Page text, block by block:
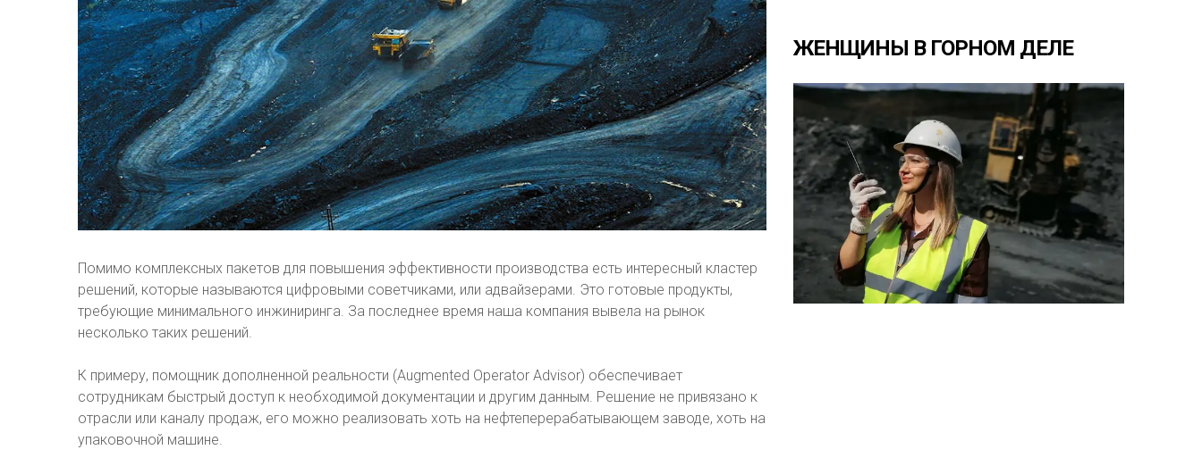
Помимо комплексных пакетов для повышения эффективности производства есть интересный кластер
решений, которые называются цифровыми советчиками, или адвайзерами. Это готовые продукты,
требующие минимального инжиниринга. За последнее время наша компания вывела на рынок
несколько таких решений.
К примеру, помощник дополненной реальности (Augmented Operator Advisor) обеспечивает
сотрудникам быстрый доступ к необходимой документации и другим данным. Решение не привязано к
отрасли или каналу продаж, его можно реализовать хоть на нефтеперерабатывающем заводе, хоть на
упаковочной машине.
ЖЕНЩИНЫ В ГОРНОМ ДЕЛЕ